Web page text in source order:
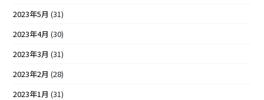
2023年5月 (31)
2023年4月 (30)
2023年3月 (31)
2023年2月 (28)
2023年1月 (31)